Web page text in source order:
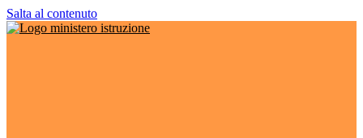
Salta al contenuto